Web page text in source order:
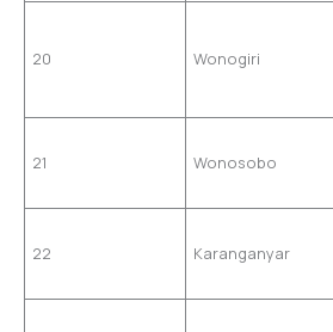
20 Wonogiri
21 Wonosobo
22 Karanganyar